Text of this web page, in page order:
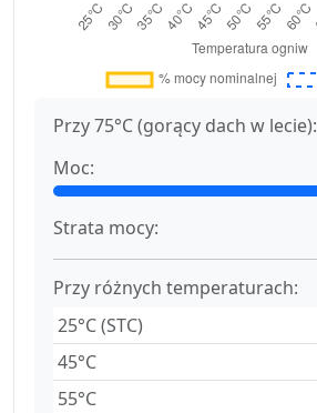
Przy 75°C (gorący dach w lecie):
Moc:
Strata mocy:
Przy różnych temperaturach:
25°C (STC)
45°C
55°C